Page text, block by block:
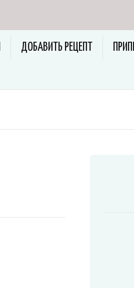
ДОБАВИТЬ РЕЦЕПТ